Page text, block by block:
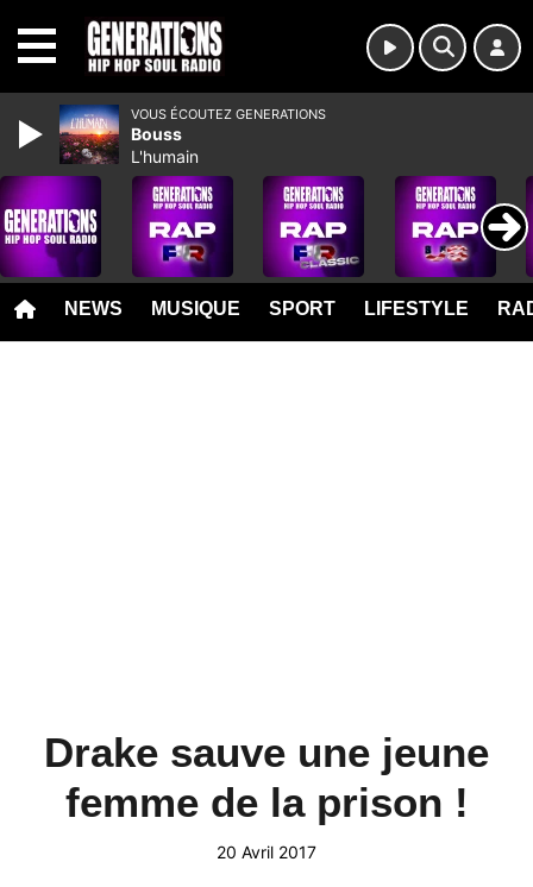
NEWS MUSIQUE SPORT LIFESTYLE
Drake sauve une jeune
femme de la prison !
20 Avril 2017
VOUS ÉCOUTEZ GENERATIONS
Bouss
L'humain